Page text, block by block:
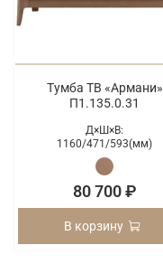
Тумба ТВ «Армани»
П1.135.0.31
Д×Ш×В:
1160/471/593(мм)
80 700 ₽
В корзину